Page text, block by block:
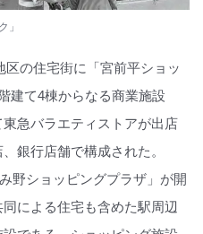
」
区の住宅街に「宮前平ショッ
建て4棟からなる商業施設
急バラエティストアが出店
銀行店舗で構成された。
野ショッピングプラザ」が開
による住宅も含めた駅周辺